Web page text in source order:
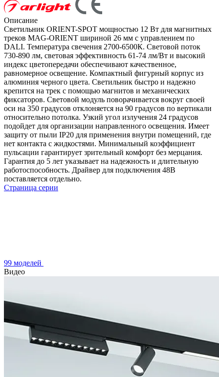
Описание
Светильник ORIENT-SPOT мощностью 12 Вт для магнитных
треков MAG-ORIENT шириной 26 мм с управлением по
DALI. Температура свечения 2700-6500К. Световой поток
730-890 лм, световая эффективность 61-74 лм/Вт и высокий
индекс цветопередачи обеспечивают качественное,
равномерное освещение. Компактный фигурный корпус из
алюминия черного цвета. Светильник быстро и надежно
крепится на трек с помощью магнитов и механических
фиксаторов. Световой модуль поворачивается вокруг своей
оси на 350 градусов отклоняется на 90 градусов по вертикали
относительно потолка. Узкий угол излучения 24 градусов
подойдет для организации направленного освещения. Имеет
защиту от пыли IP20 для применения внутри помещений, где
нет контакта с жидкостями. Минимальный коэффициент
пульсации гарантирует зрительный комфорт без мерцания.
Гарантия до 5 лет указывает на надежность и длительную
работоспособность. Драйвер для подключения 48В
поставляется отдельно.
Страница серии
99 моделей
Видео